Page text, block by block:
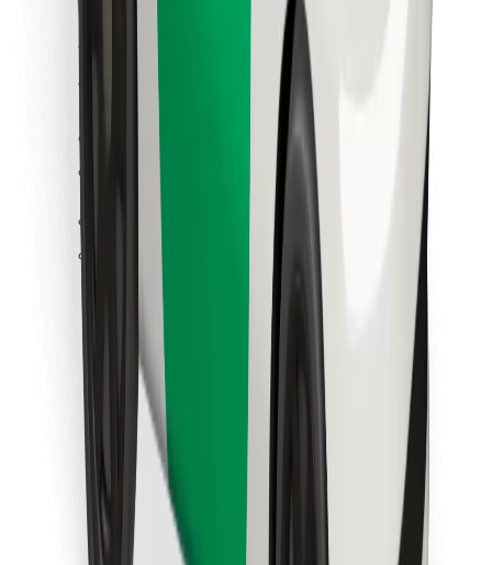
Sigurnost
Zatraži vožnju i putuj kroz nekoliko minuta!
Preuzmi aplikaciju Bolt
Pronađi svoje najdraže jelo!
Preuzmi aplikaciju Bolt Food